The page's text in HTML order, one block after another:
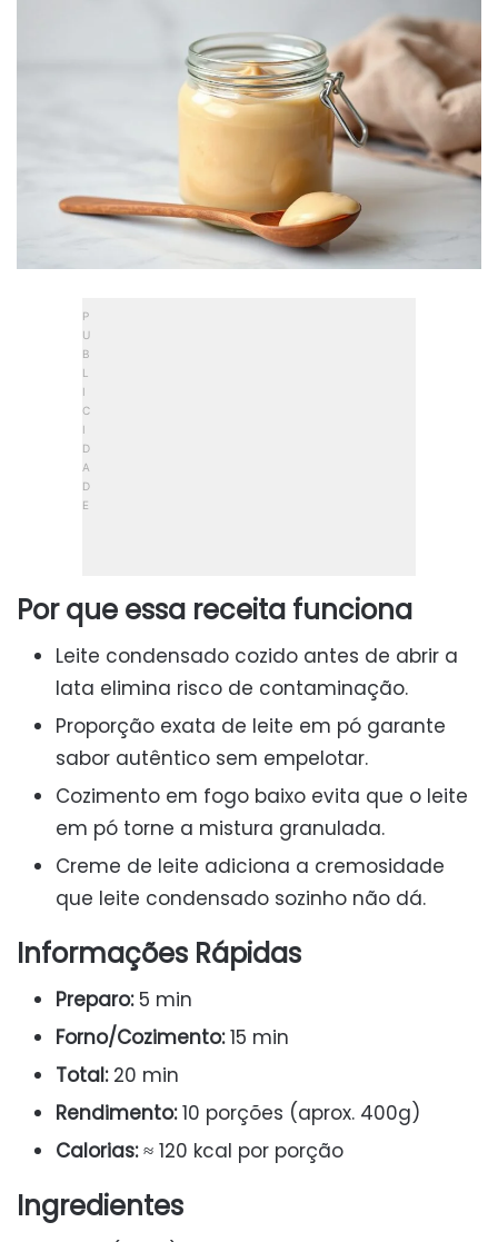
Por que essa receita funciona
Leite condensado cozido antes de abrir a
lata elimina risco de contaminação.
Proporção exata de leite em pó garante
sabor autêntico sem empelotar.
Cozimento em fogo baixo evita que o leite
em pó torne a mistura granulada.
Creme de leite adiciona a cremosidade
que leite condensado sozinho não dá.
Informações Rápidas
Preparo:5 min
Forno/Cozimento:15 min
Total:20 min
Rendimento:10 porções (aprox. 400g)
Calorias:≈ 120 kcal por porção
Ingredientes